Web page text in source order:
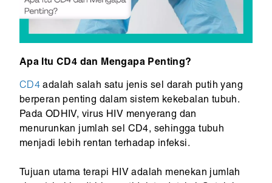
Apa Itu CD4 dan Mengapa Penting?
CD4 adalah salah satu jenis sel darah putih yang
berperan penting dalam sistem kekebalan tubuh.
Pada ODHIV, virus HIV menyerang dan
menurunkan jumlah sel CD4, sehingga tubuh
menjadi lebih rentan terhadap infeksi.
Tujuan utama terapi HIV adalah menekan jumlah